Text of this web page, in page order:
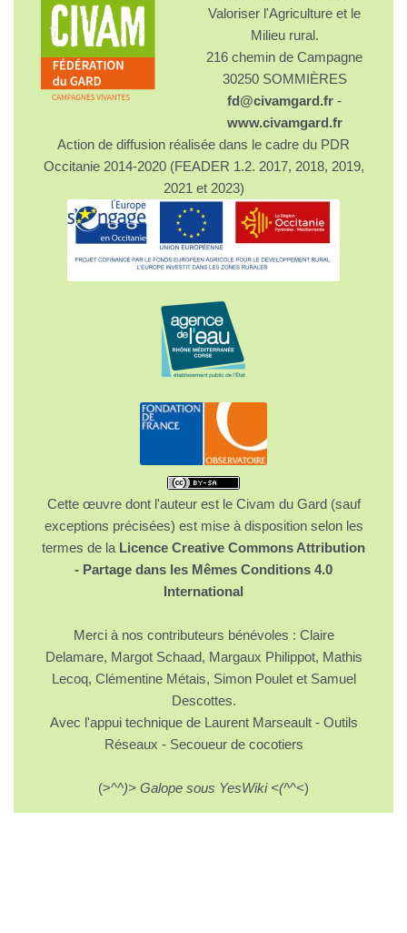
Valoriser l'Agriculture et le
Milieu rural.
216 chemin de Campagne
30250 SOMMIÈRES
fd@civamgard.fr -
www.civamgard.fr
Action de diffusion réalisée dans le cadre du PDR
Occitanie 2014-2020 (FEADER 1.2. 2017, 2018, 2019,
2021 et 2023)
Cette œuvre dont l'auteur est le Civam du Gard (sauf
exceptions précisées) est mise à disposition selon les
termes de la Licence Creative Commons Attribution
- Partage dans les Mêmes Conditions 4.0
International
Merci à nos contributeurs bénévoles : Claire
Delamare, Margot Schaad, Margaux Philippot, Mathis
Lecoq, Clémentine Métais, Simon Poulet et Samuel
Descottes.
Avec l'appui technique de Laurent Marseault - Outils
Réseaux - Secoueur de cocotiers
(>^^)> Galope sous YesWiki <(^^<)